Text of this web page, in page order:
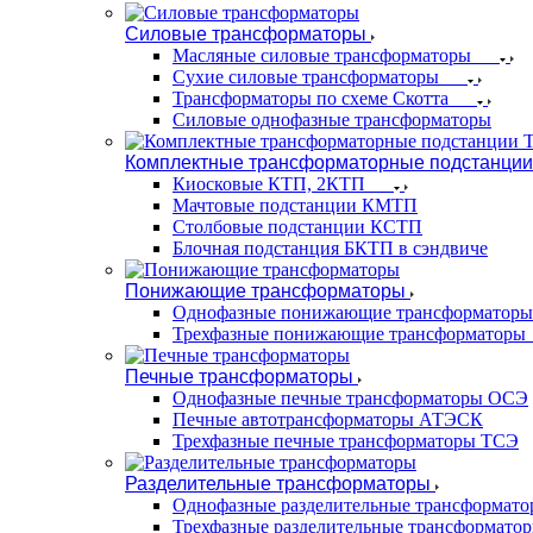
Силовые трансформаторы
Масляные силовые трансформаторы
Сухие силовые трансформаторы
Трансформаторы по схеме Скотта
Силовые однофазные трансформаторы
Комплектные трансформаторные
Киосковые КТП, 2КТП
Мачтовые подстанции КМТП
Столбовые подстанции КСТП
Блочная подстанция БКТП в сэндвиче
Понижающие трансформаторы
Однофазные понижающие трансформаторы
Трехфазные понижающие трансформаторы
Печные трансформаторы
Однофазные печные трансформаторы ОСЭ
Печные автотрансформаторы АТЭСК
Трехфазные печные трансформаторы ТСЭ
Разделительные трансформаторы
Однофазные разделительные
Трехфазные разделительные